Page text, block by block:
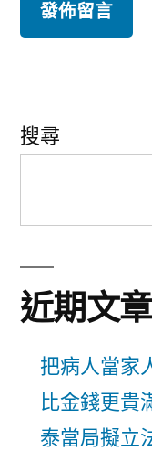
搜尋
近期文章
把病人當家
比金錢更貴
泰當局擬立